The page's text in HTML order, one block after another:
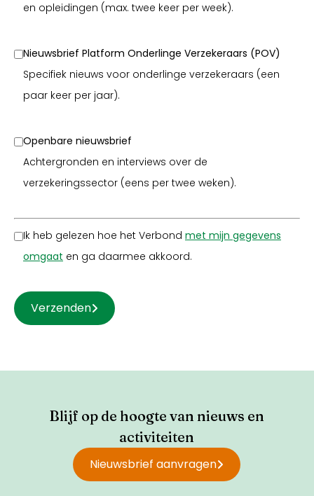
en opleidingen (max. twee keer per week).
Nieuwsbrief Platform Onderlinge Verzekeraars (POV)
Specifiek nieuws voor onderlinge verzekeraars (een
paar keer per jaar).
Openbare nieuwsbrief
Achtergronden en interviews over de
verzekeringssector (eens per twee weken).
Ik heb gelezen hoe het Verbond met mijn gegevens
omgaat en ga daarmee akkoord.
Verzenden
Blijf op de hoogte van nieuws en
activiteiten
Nieuwsbrief aanvragen